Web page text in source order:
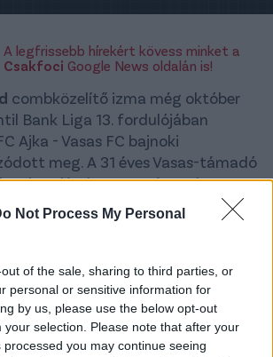
Not Process My Personal
of the sale, sharing to third parties, or
personal or sensitive information for
by us, please use the below opt-out
your selection. Please note that after your
you may continue seeing
A legfrissebb hírekért kövess minket a
Csakfoci Google News oldalán is!
combközelítő izma még október
Bank Liga 13. fordulójában
Ajka - Vasas FC bajnoki
meg. A 31 éves Vasas-támadó
kezeléseken vett részt, de
nem javult, a sorozatos
kezdődő sportsérvet
megműtötték, így pedig az őszi
nem léphet pályára.
lágyékproblémával küzdöttem,